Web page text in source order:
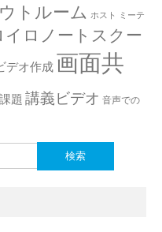
トルーム ホスト ミーテ
イロノートスクー
デオ作成 画面共
課題 講義ビデオ 音声での